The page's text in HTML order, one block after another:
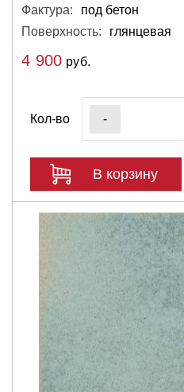
Фактура:
под бетон
Поверхность:
глянцевая
4 900 руб.
Кол-во -
В корзину